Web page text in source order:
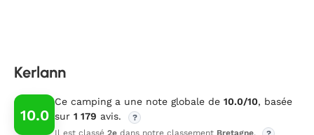
Kerlann
10.0
Ce camping a une note globale de 10.0/10, basée
sur 1 179 avis.
?
Il est classé 2e dans notre classement Bretagne.